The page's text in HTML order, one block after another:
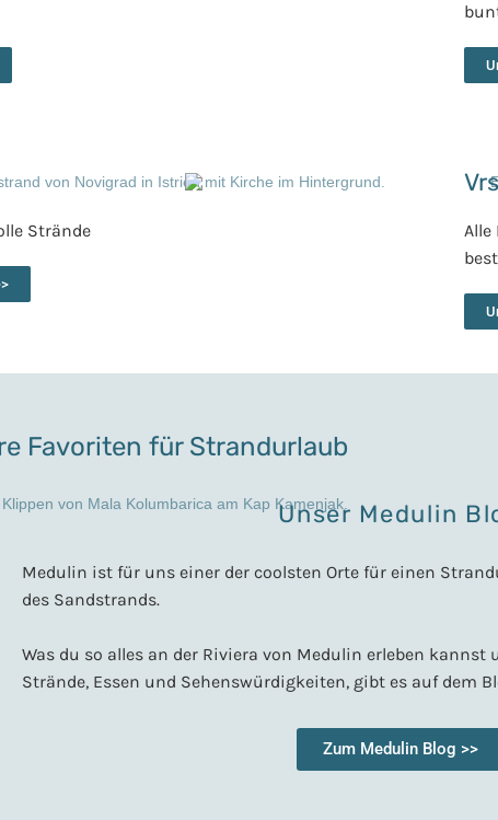
Strände
Favoriten für Strandurlaub
Unser Medulin
Medulin ist für uns einer der coolsten Orte für einen
des Sandstrands.
Was du so alles an der Riviera von Medulin erleben kannst
Strände, Essen und Sehenswürdigkeiten, gibt es auf dem
Zum Medulin Blog >>